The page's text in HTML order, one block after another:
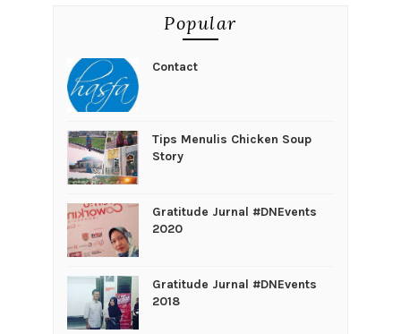
Popular
Contact
Tips Menulis Chicken Soup
Story
Gratitude Jurnal #DNEvents
2020
Gratitude Jurnal #DNEvents
2018